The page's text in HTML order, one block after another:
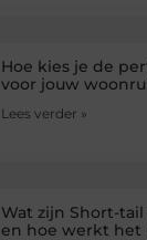
Hoe kies je de
voor jouw
Lees verder »
Wat zijn Short-
en hoe werkt het